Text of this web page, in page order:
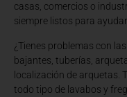
casas, comercios o
siempre listos para
¿Tienes problemas con
bajantes, tuberías,
localización de arquetas.
todo tipo de lavabos y